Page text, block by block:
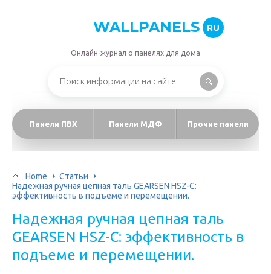
WALLPANELS RU
Онлайн-журнал о панелях для дома
Панели ПВХ Панели МДФ Прочие панели
Home
Статьи
Надежная ручная цепная таль GEARSEN HSZ-C:
эффективность в подъеме и перемещении.
Надежная ручная цепная таль
GEARSEN HSZ-C: эффективность в
подъеме и перемещении.